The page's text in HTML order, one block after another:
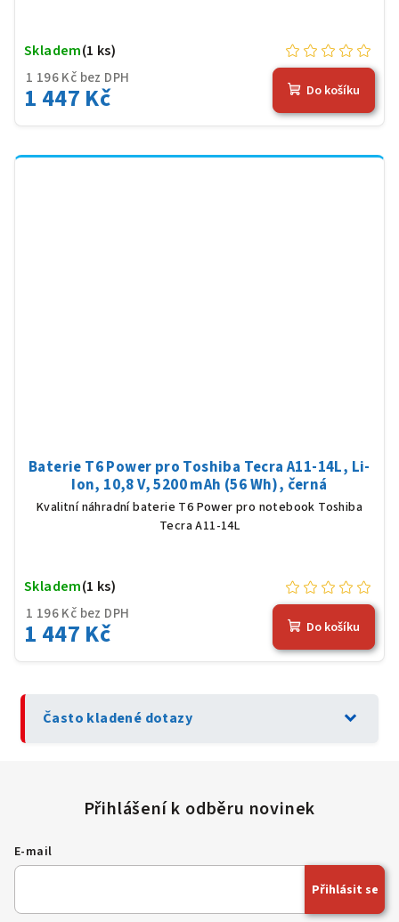
1 196 Kč bez DPH
1 447 Kč
Skladem(1 ks)
Do košíku
Baterie T6 Power pro Toshiba Tecra A11-14L, Li-
Ion, 10,8 V, 5200 mAh (56 Wh), černá
Kvalitní náhradní baterie T6 Power pro notebook Toshiba
Tecra A11-14L
1 196 Kč bez DPH
1 447 Kč
Skladem(1 ks)
Do košíku
Často kladené dotazy expand_more
E-mail
Přihlásit se